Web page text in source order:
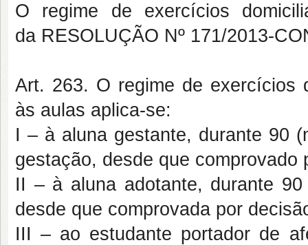
O regime de exercícios
da RESOLUÇÃO Nº 171/2013-
Art. 263. O regime de exercícios
às aulas aplica-se:
I – à aluna gestante, durante 90
gestação, desde que comprovado
II – à aluna adotante, durante
desde que comprovada por
III – ao estudante portador de